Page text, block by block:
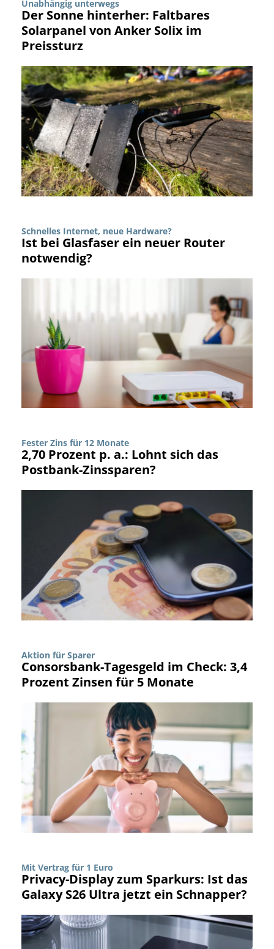
Unabhängig unterwegs
Der Sonne hinterher: Faltbares
Solarpanel von Anker Solix im
Preissturz
Schnelles Internet, neue Hardware?
Ist bei Glasfaser ein neuer Router
notwendig?
Fester Zins für 12 Monate
2,70 Prozent p. a.: Lohnt sich das
Postbank-Zinssparen?
Aktion für Sparer
Consorsbank-Tagesgeld im Check: 3,4
Prozent Zinsen für 5 Monate
Mit Vertrag für 1 Euro
Privacy-Display zum Sparkurs: Ist das
Galaxy S26 Ultra jetzt ein Schnapper?